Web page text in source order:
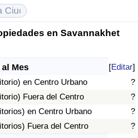
en Savannakhet
Mes [Editar]
en Centro Urbano
?
Fuera del Centro
?
en Centro Urbano
?
Fuera del Centro
?
(Actual)
por país
Inmuebles (Actual)
Inmuebles
Inmuebles por País
Vida
Vida (Actual)
vida por país